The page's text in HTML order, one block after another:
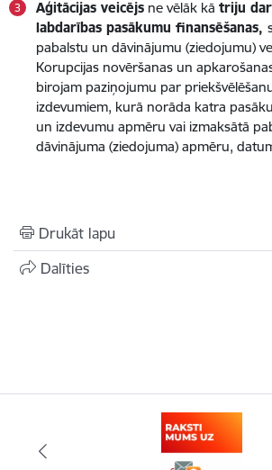
Aģitācijas veicējs ne vēlāk kā triju
labdarības pasākumu finansēšanas,
pabalstu un dāvinājumu (ziedojumu)
Korupcijas novēršanas un
birojam paziņojumu par
izdevumiem, kurā norāda katra
un izdevumu apmēru vai izmaksātā
dāvinājuma (ziedojuma) apmēru,
Drukāt lapu
Dalīties